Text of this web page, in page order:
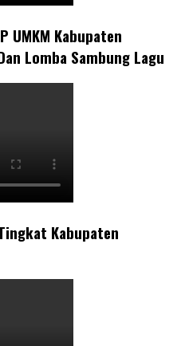
UMKM Kabupaten
Lomba Sambung Lagu
Kabupaten